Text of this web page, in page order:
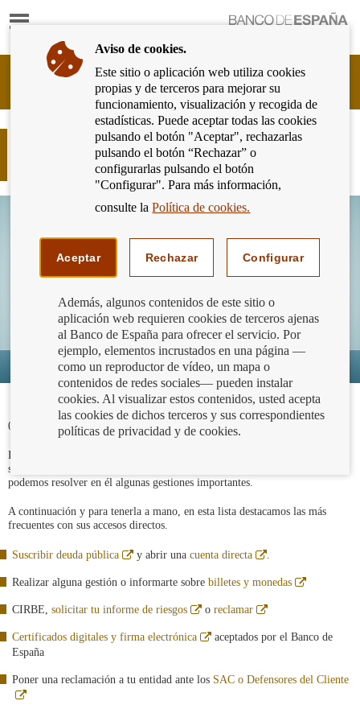
Mostrar
Ir
página
de
inicio
del
Banco
de
España
Cliente
Bancario
Banco
España
Eurosistema,
Servicios del Banco de España a
particulares
05/11/2019
El Banco de España no es una entidad comercial y, por tanto, no ofrece
servicios financieros a los particulares, pero sí nos facilita información y
podemos resolver en él algunas gestiones importantes.
A continuación y para tenerla a mano, en esta lista destacamos las más
frecuentes con sus accesos directos.
Suscribir deuda pública
Abre
ventana
nueva
y abrir una cuenta directa
Abre
ventana
nueva
.
Realizar alguna gestión o informarte sobre billetes y monedas
Abre
CIRBE, solicitar tu informe de riesgos
Abre
ventana
nueva
o reclamar
Abre
ventana
nueva
Certificados digitales y firma electrónica
Abre
aceptados por el Banco de
España
Poner una reclamación a tu entidad ante los SAC o Defensores del Cliente
Abre
Aviso de cookies.
Este sitio o aplicación web utiliza cookies
propias y de terceros para mejorar su
funcionamiento, visualización y recogida de
estadísticas. Puede aceptar todas las cookies
pulsando el botón "Aceptar", rechazarlas
pulsando el botón “Rechazar” o
configurarlas pulsando el botón
"Configurar". Para más información,
consulte laPolítica de cookies.
Aceptar Rechazar Configurar
Además, algunos contenidos de este sitio o
aplicación web requieren cookies de terceros ajenas
al Banco de España para ofrecer el servicio. Por
ejemplo, elementos incrustados en una página —
como un reproductor de vídeo, un mapa o
contenidos de redes sociales— pueden instalar
cookies. Al visualizar estos contenidos, usted acepta
las cookies de dichos terceros y sus correspondientes
políticas de privacidad y de cookies.